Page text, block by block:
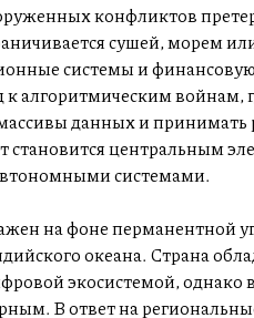
конфликтов
сушей, морем
системы и
алгоритмическим войнам,
данных и
становится центральным
системами.
на фоне перманентной
океана. Страна
экосистемой, однако
В ответ на